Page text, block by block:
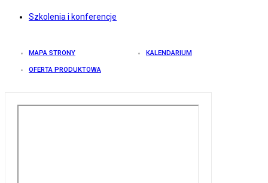
Szkolenia i konferencje
MAPA STRONY KALENDARIUM
OFERTA PRODUKTOWA